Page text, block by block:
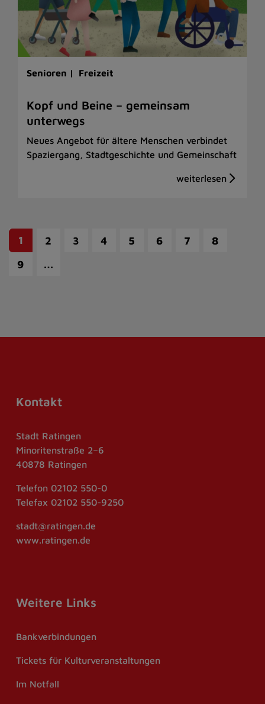
Senioren | Freizeit
Kopf und Beine – gemeinsam
unterwegs
Neues Angebot für ältere Menschen verbindet
Spaziergang, Stadtgeschichte und Gemeinschaft
1 2 3 4 5 6 7
8
9
…
Kontakt
Stadt Ratingen
Minoritenstraße 2–6
40878 Ratingen
Telefon 02102 550-0
Telefax 02102 550-9250
stadt@ratingen.de
www.ratingen.de
Weitere Links
Bankverbindungen
Tickets für Kulturveranstaltungen
Im Notfall